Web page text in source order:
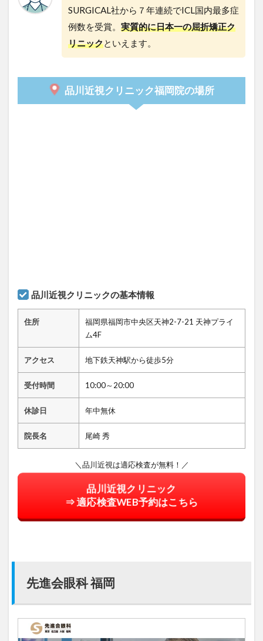
SURGICAL社から７年連続でICL国内最多症
例数を受賞。 実質的に日本一の屈折矯正ク
リニックといえます。
品川近視クリニック福岡院の場所
品川近視クリニックの基本情報
住所
福岡県福岡市中央区天神2-7-21 天神プライ
ム4F
アクセス 地下鉄天神駅から徒歩5分
受付時間 10:00～20:00
休診日 年中無休
院長名 尾崎 秀
＼品川近視は適応検査が無料！／
品川近視クリニック
⇒ 適応検査WEB予約はこちら
先進会眼科 福岡